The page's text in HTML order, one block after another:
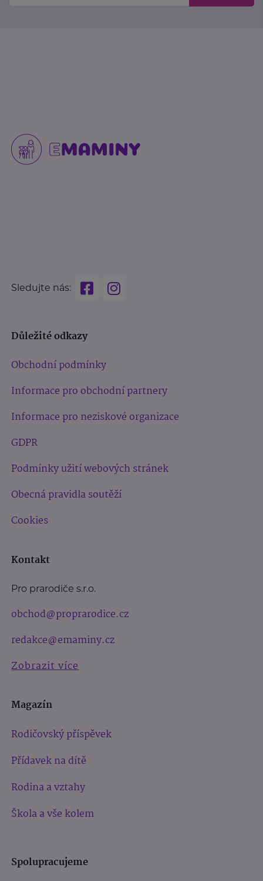
Sledujte nás:
Důležité odkazy
Obchodní podmínky
Informace pro obchodní partnery
Informace pro neziskové organizace
GDPR
Podmínky užití webových stránek
Obecná pravidla soutěží
Cookies
Kontakt
Pro prarodiče s.r.o.
obchod@proprarodice.cz
redakce@emaminy.cz
Zobrazit více
Magazín
Rodičovský příspěvek
Přídavek na dítě
Rodina a vztahy
Škola a vše kolem
Spolupracujeme